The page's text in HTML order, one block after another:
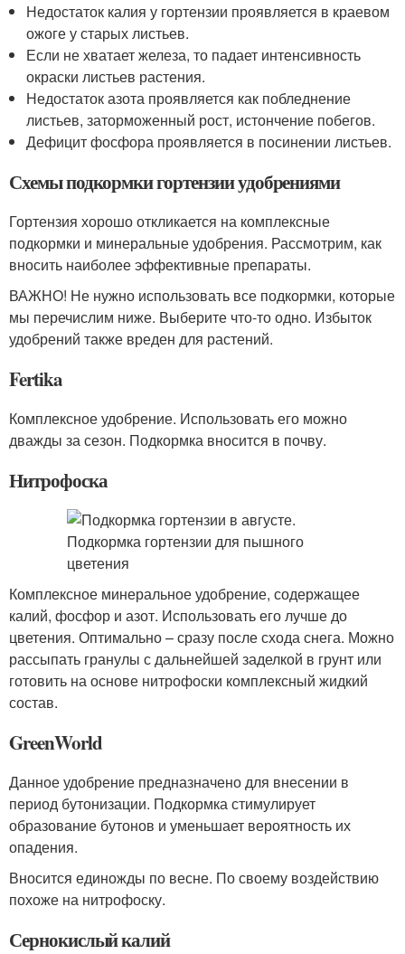
Недостаток калия у гортензии проявляется в краевом
ожоге у старых листьев.
Если не хватает железа, то падает интенсивность
окраски листьев растения.
Недостаток азота проявляется как побледнение
листьев, заторможенный рост, истончение побегов.
Дефицит фосфора проявляется в посинении листьев.
Схемы подкормки гортензии удобрениями
Гортензия хорошо откликается на комплексные
подкормки и минеральные удобрения. Рассмотрим, как
вносить наиболее эффективные препараты.
ВАЖНО! Не нужно использовать все подкормки, которые
мы перечислим ниже. Выберите что-то одно. Избыток
удобрений также вреден для растений.
Fertika
Комплексное удобрение. Использовать его можно
дважды за сезон. Подкормка вносится в почву.
Нитрофоска
Комплексное минеральное удобрение, содержащее
калий, фосфор и азот. Использовать его лучше до
цветения. Оптимально – сразу после схода снега. Можно
рассыпать гранулы с дальнейшей заделкой в грунт или
готовить на основе нитрофоски комплексный жидкий
состав.
GreenWorld
Данное удобрение предназначено для внесении в
период бутонизации. Подкормка стимулирует
образование бутонов и уменьшает вероятность их
опадения.
Вносится единожды по весне. По своему воздействию
похоже на нитрофоску.
Сернокислый калий